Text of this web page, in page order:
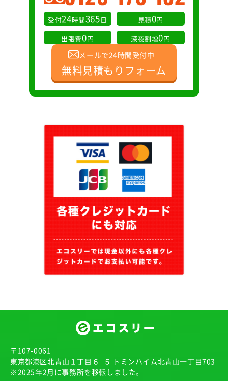
受付24時間365日 見積0円
出張費0円 深夜割増0円
メールで24時間受付中
無料見積もりフォーム
〒107-0061
東京都港区北青山１丁目６−５ トミンハイム北青山一丁目703
※2025年2月に事務所を移転しました。